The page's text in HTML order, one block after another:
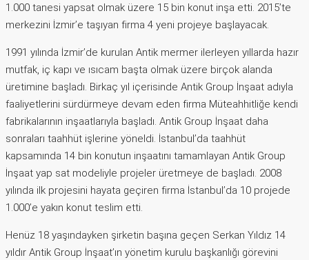
1.000 tanesi yapsat olmak üzere 15 bin konut inşa etti. 2015’te
merkezini İzmir’e taşıyan firma 4 yeni projeye başlayacak.
1991 yılında İzmir’de kurulan Antik mermer ilerleyen yıllarda hazır
mutfak, iç kapı ve ısıcam başta olmak üzere birçok alanda
üretimine başladı. Birkaç yıl içerisinde Antik Group İnşaat adıyla
faaliyetlerini sürdürmeye devam eden firma Müteahhitliğe kendi
fabrikalarının inşaatlarıyla başladı. Antik Group İnşaat daha
sonraları taahhüt işlerine yöneldi. İstanbul’da taahhüt
kapsamında 14 bin konutun inşaatını tamamlayan Antik Group
İnşaat yap sat modeliyle projeler üretmeye de başladı. 2008
yılında ilk projesini hayata geçiren firma İstanbul’da 10 projede
1.000’e yakın konut teslim etti.
Henüz 18 yaşındayken şirketin başına geçen Serkan Yıldız 14
yıldır Antik Group İnşaat’ın yönetim kurulu başkanlığı görevini